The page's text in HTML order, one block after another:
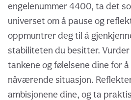
engelenummer 4400, ta det
universet om å pause og
oppmuntrer deg til å
stabiliteten du besitter. Vurder
tankene og følelsene dine for
nåværende situasjon.
ambisjonene dine, og ta